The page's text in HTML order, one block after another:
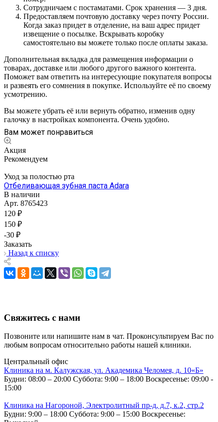
Сотрудничаем с постаматами. Срок хранения — 3 дня.
Предоставляем почтовую доставку через почту России.
Когда заказ придет в отделение, на ваш адрес придет
извещение о посылке. Вскрывать коробку
самостоятельно вы можете только после оплаты заказа.
Дополнительная вкладка для размещения информации о
товарах, доставке или любого другого важного контента.
Поможет вам ответить на интересующие покупателя вопросы
и развеять его сомнения в покупке. Используйте её по своему
усмотрению.
Вы можете убрать её или вернуть обратно, изменив одну
галочку в настройках компонента. Очень удобно.
Вам может понравиться
Акция
Рекомендуем
Уход за полостью рта
Отбеливающая зубная паста Adara
В наличии
Арт. 8765423
120 ₽
150 ₽
-30 ₽
Заказать
Назад к списку
Свяжитесь с нами
Позвоните или напишите нам в чат. Проконсультируем Вас по
любым вопросам относительно работы нашей клиники.
Центральный офис
Клиника на м. Калужская, ул. Академика Челомея, д. 10«Б»
Будни: 08:00 – 20:00 Суббота: 9:00 – 18:00 Воскресенье: 09:00 -
15:00
Клиника на Нагороной, Электролитный пр-д, д.7, к.2, стр.2
Будни: 9:00 – 18:00 Суббота: 9:00 – 15:00 Воскресенье: